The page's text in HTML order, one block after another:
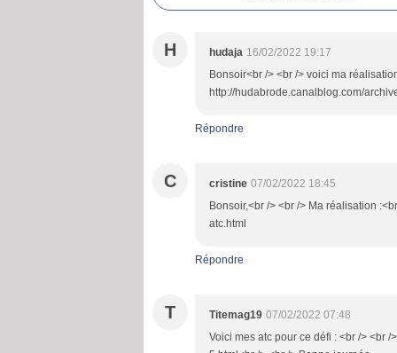
H hudaja 16/02/2022 19:17
Bonsoir<br /> <br /> voici ma
http://hudabrode.canalblog.com/
Répondre
C cristine 07/02/2022 18:45
Bonsoir,<br /> <br /> Ma réalisation
atc.html
Répondre
T Titemag19 07/02/2022 07:48
Voici mes atc pour ce défi : <br /> <br